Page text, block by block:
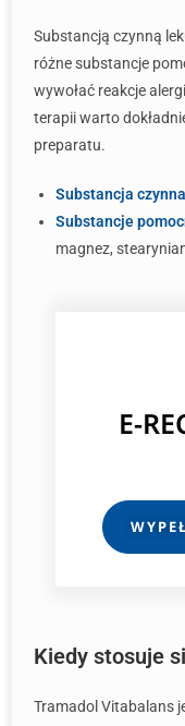
Substancją czynną
różne substancje
wywołać reakcje
terapii warto
preparatu.
Substancja
Substancje
magnez,
E-
Kiedy stosuje
Tramadol Vitabalans